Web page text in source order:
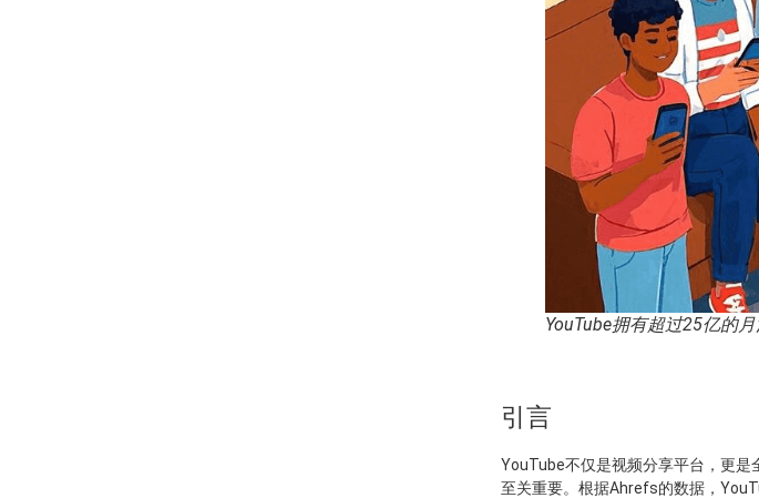
YouTube拥有超过25亿的
引言
YouTube不仅是视频分享平台，更是
至关重要。根据Ahrefs的数据，